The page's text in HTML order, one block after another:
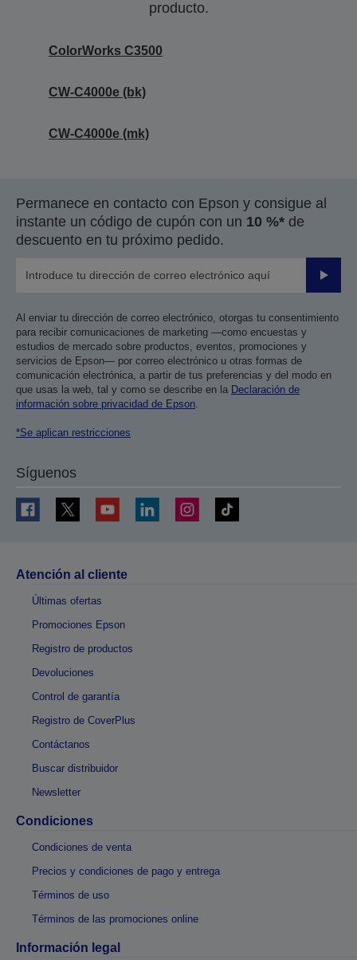
producto.
ColorWorks C3500
CW-C4000e (bk)
CW-C4000e (mk)
Permanece en contacto con Epson y consigue al
instante un código de cupón con un 10 %* de
descuento en tu próximo pedido.
Enviar
Al enviar tu dirección de correo electrónico, otorgas tu consentimiento
para recibir comunicaciones de marketing —como encuestas y
estudios de mercado sobre productos, eventos, promociones y
servicios de Epson— por correo electrónico u otras formas de
comunicación electrónica, a partir de tus preferencias y del modo en
que usas la web, tal y como se describe en la Declaración de
información sobre privacidad de Epson
*Se aplican restricciones
Síguenos
Atención al cliente
Últimas ofertas
Promociones Epson
Registro de productos
Devoluciones
Control de garantía
Registro de CoverPlus
Contáctanos
Buscar distribuidor
Newsletter
Condiciones
Condiciones de venta
Precios y condiciones de pago y entrega
Términos de uso
Términos de las promociones online
Información legal